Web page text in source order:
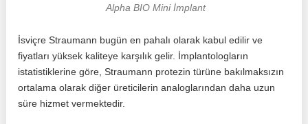
Alpha BIO Mini İmplant
İsviçre Straumann bugün en pahalı olarak kabul edilir ve
fiyatları yüksek kaliteye karşılık gelir. İmplantologların
istatistiklerine göre, Straumann protezin türüne bakılmaksızın
ortalama olarak diğer üreticilerin analoglarından daha uzun
süre hizmet vermektedir.